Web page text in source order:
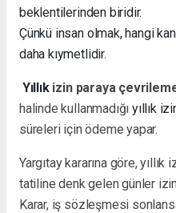
beklentilerinden biridir.
Çünkü insan olmak, hangi
daha kıymetlidir.
Yıllıkizin paraya
halinde kullanmadığı yıllık
süreleri için ödeme yapar.
Yargıtay kararına göre,
tatiline denk gelen günler
Karar, iş sözleşmesi